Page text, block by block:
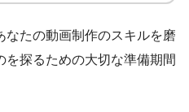
たの動画制作のスキルを磨
を探るための大切な準備期間